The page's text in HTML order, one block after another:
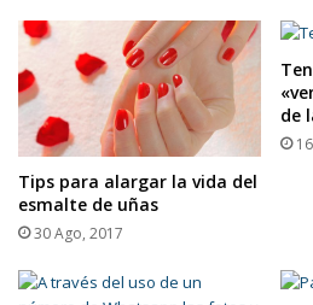
Tips para alargar la vida del
esmalte de uñas
30 Ago, 2017
de